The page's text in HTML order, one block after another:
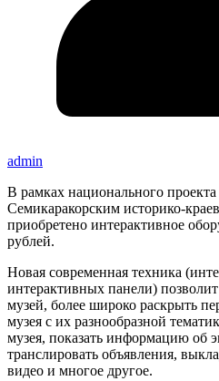
admin
В рамках национального проекта
Семикаракорским историко-
приобретено интерактивное
рублей.
Новая современная техника
интерактивных панели)
музей, более широко раскрыть
музея с их разнообразной
музея, показать информацию об
транслировать объявления,
видео и многое другое.